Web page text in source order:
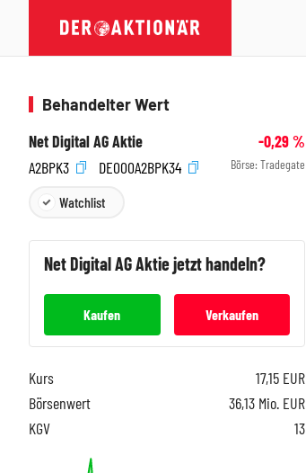
Behandelter Wert
Net Digital AG Aktie
-0,29%
A2BPK3
DE000A2BPK34 Börse: Tradegate
Watchlist
Net Digital AGAktie jetzt handeln?
Kaufen Verkaufen
Kurs 17,15 EUR
Börsenwert
36,13 Mio. EUR
KGV
13